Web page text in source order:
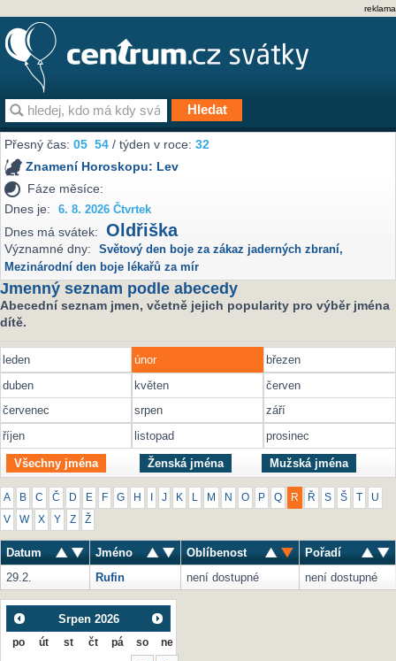
reklama
Přesný čas:05 54 / týden v roce:32
Znamení Horoskopu: Lev
Fáze měsíce:
Dnes je:
6. 8. 2026 Čtvrtek
Dnes má svátek: Oldřiška
Významné dny: Světový den boje za zákaz jaderných zbraní,
Mezinárodní den boje lékařů za mír
Jmenný seznam podle abecedy
Abecední seznam jmen, včetně jejich popularity pro výběr jména
dítě.
leden únor
březen
duben
květen
červen
červenec
srpen
září
říjen
listopad prosinec
Všechny jména Ženská jména Mužská jména
A B C Č D E F G H J K M N O P Q R Ř S Š U
V W X Y Z Ž
Datum Jméno Oblíbenost
Pořadí
29.2.
Rufin není dostupné není dostupné
Srpen 2026
po út st čt pá so ne